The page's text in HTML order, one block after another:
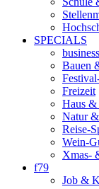
SPECIALS
Bauen
Freizeit
Haus &
Natur
Reise-
Wein-
Xmas-
f79
Job &